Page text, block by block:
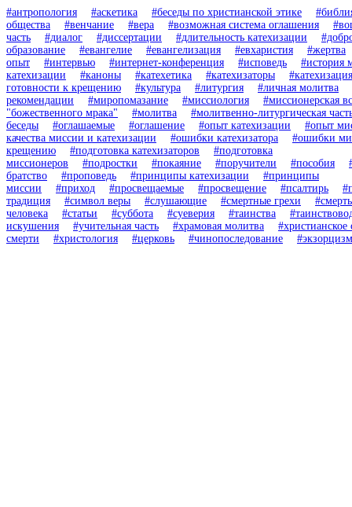
#антропология #аскетика #беседы по христианской этике
общества
#венчание #вера #возможная система оглашения
часть
#диалог #диссертации #длительность катехизации
образование
#евангелие #евангелизация #евхаристия
#жертва
опыт
#интервью #интернет-конференция #исповедь
#история
катехизации
#каноны #катехетика #катехизаторы
#катехизация
готовности к крещению
#культура #литургия
#личная молитва
рекомендации
#миропомазание #миссиология
#миссионерская
"божественного мрака"
#молитва
#молитвенно-литургическая
беседы
#оглашаемые #оглашение #опыт катехизации
#опыт
качества миссии и катехизации
#ошибки катехизатора
#ошибки
крещению
#подготовка катехизаторов
#подготовка
миссионеров
#подростки #покаяние #поручители #пособия
братство
#проповедь #принципы катехизации
#принципы
миссии
#приход #просвещаемые #просвещение #псалтирь
традиция
#символ веры #слушающие #смертные грехи
#смерть
человека
#статьи #суббота #суеверия #таинства
искушения
#учительная часть #храмовая молитва
смерти
#христология #церковь #чинопоследование